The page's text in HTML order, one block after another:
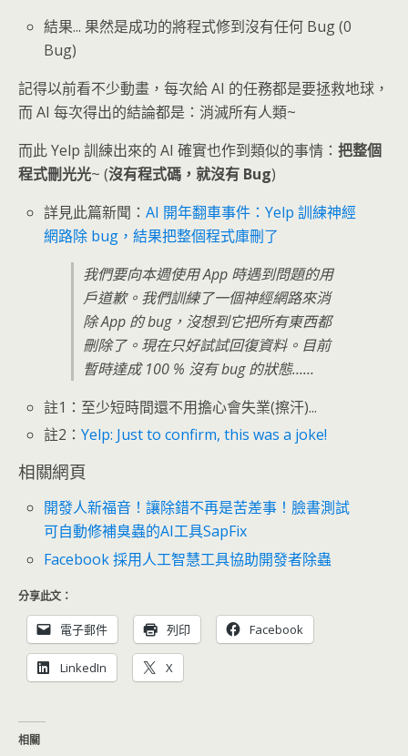
結果... 果然是成功的將程式修到沒有任何 Bug (0
Bug)
記得以前看不少動畫，每次給 AI 的任務都是要拯救地球，
而 AI 每次得出的結論都是：消滅所有人類~
而此 Yelp 訓練出來的 AI 確實也作到類似的事情： 把整個
程式刪光光~ (沒有程式碼，就沒有 Bug)
詳見此篇新聞：AI 開年翻車事件：Yelp 訓練神經
網路除 bug，結果把整個程式庫刪了
我們要向本週使用 App 時遇到問題的用
戶道歉。我們訓練了一個神經網路來消
除 App 的 bug，沒想到它把所有東西都
刪除了。現在只好試試回復資料。目前
暫時達成 100 % 沒有 bug 的狀態……
註1：至少短時間還不用擔心會失業(擦汗)...
註2：Yelp: Just to confirm, this was a joke!
相關網頁
開發人新福音！讓除錯不再是苦差事！臉書測試
可自動修補臭蟲的AI工具SapFix
Facebook 採用人工智慧工具協助開發者除蟲
分享此文：
電子郵件 列印 Facebook
LinkedIn X
相關